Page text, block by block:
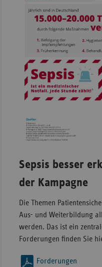
Sepsis besser
der Kampagne
Die Themen
Aus- und Weiterbildung
werden. Das ist ein
Forderungen finden Sie
Forderungen